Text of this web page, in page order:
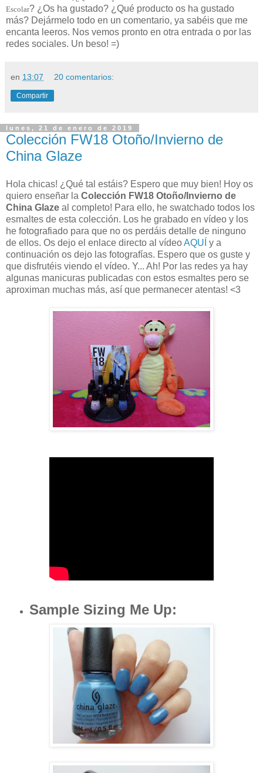
Escolar? ¿Os ha gustado? ¿Qué producto os ha gustado
más? Dejármelo todo en un comentario, ya sabéis que me
encanta leeros. Nos vemos pronto en otra entrada o por las
redes sociales. Un beso! =)
en 13:07 20 comentarios:
Compartir
lunes, 21 de enero de 2019
Colección FW18 Otoño/Invierno de
China Glaze
Hola chicas! ¿Qué tal estáis? Espero que muy bien! Hoy os
quiero enseñar la Colección FW18 Otoño/Invierno de
China Glaze al completo! Para ello, he swatchado todos los
esmaltes de esta colección. Los he grabado en vídeo y los
he fotografiado para que no os perdáis detalle de ninguno
de ellos. Os dejo el enlace directo al vídeoAQUÍ y a
continuación os dejo las fotografías. Espero que os guste y
que disfrutéis viendo el vídeo. Y... Ah! Por las redes ya hay
algunas manicuras publicadas con estos esmaltes pero se
aproximan muchas más, así que permanecer atentas! <3
Sample Sizing Me Up: